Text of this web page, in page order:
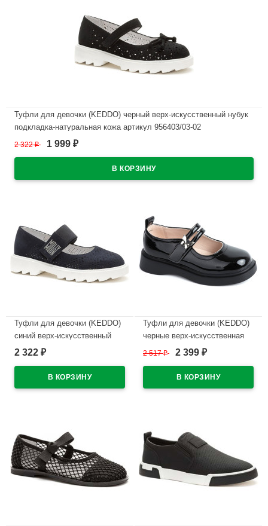
Туфли для девочки (KEDDO) черный верх-искусственный нубук
подкладка-натуральная кожа артикул 956403/03-02
В наличии
2 322₽ 1 999 ₽
Туфли для девочки (KEDDO)
синий верх-искусственный
нубук подкладка-натуральная
2 322 ₽
Туфли для девочки (KEDDO)
черные верх-искусственная
кожа лак подкладка-
558007/03-01
2 517₽ 2 399 ₽